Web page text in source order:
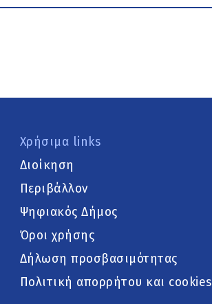
Χρήσιμα links
Διοίκηση
Περιβάλλον
Ψηφιακός Δήμος
Όροι χρήσης
Δήλωση προσβασιμότητας
Πολιτική απορρήτου και cookies